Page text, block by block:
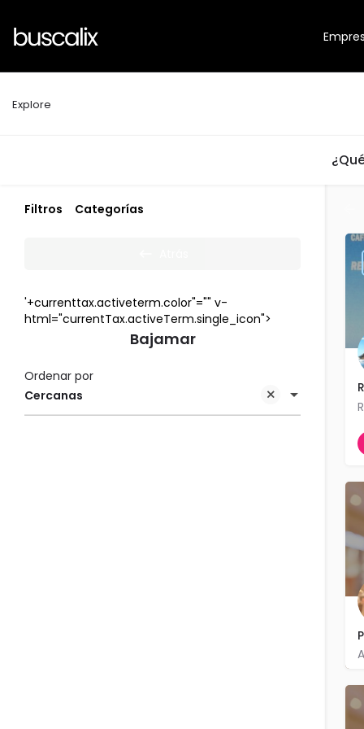
Explore
Filtros Categorías
'+currenttax.activeterm.color"="" v-
html="currentTax.activeTerm.single_icon">
Bajamar
Cercanas
Ordenar por